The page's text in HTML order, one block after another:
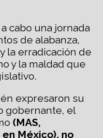
cabo una jornada
de alabanza,
la erradicación de
y la maldad que
expresaron su
gobernante, el
(MAS,
México), no